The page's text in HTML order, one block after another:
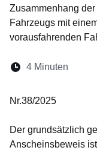
Zusammenhang
Fahrzeugs mit
vorausfahrenden
Lesedauer:
4 Minuten
Nr.38/2025
Der grundsätzlich
Anscheinsbeweis